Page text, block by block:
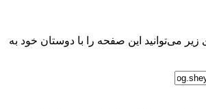
زیر می‌توانید این صفحه را با دوستان خود به